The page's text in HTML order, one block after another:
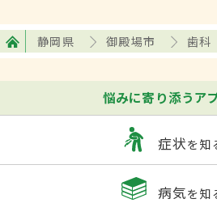
静岡県 御殿場市 歯科
悩みに寄り添うア
症状を知
病気を知